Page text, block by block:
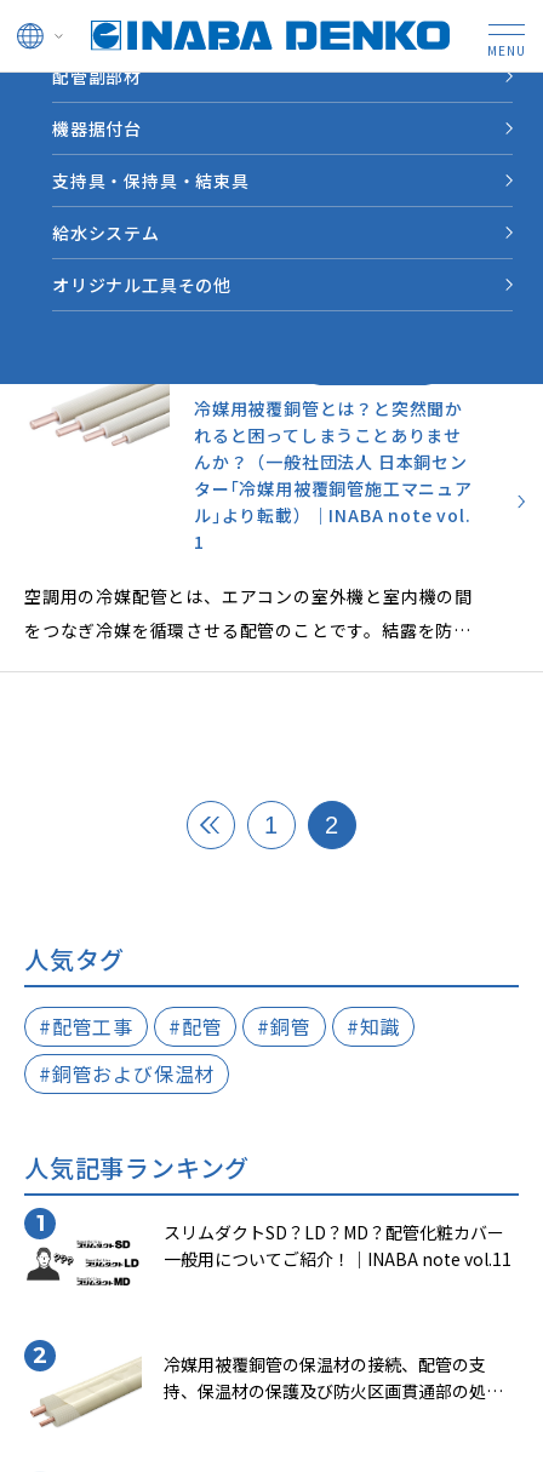
ドレン管
配管副部材
機器据付台
支持具・保持具・結束具
給水システム
オリジナル工具その他
HOME INABA note
業界情報やソリューション
事例など因幡電工からの情
報をお届けします。
冷媒用被覆銅管とは？と突然聞か
れると困ってしまうことありませ
んか？（一般社団法人 日本銅セン
ター｢冷媒用被覆銅管施工マニュア
ル｣より転載）｜INABA note vol.
1
空調用の冷媒配管とは、エアコンの室外機と室内機の間
をつなぎ冷媒を循環させる配管のことです。結露を防止
2012年、冷媒用被覆銅管の日本銅センター規格（JCDA
0009）が制定され、 平成25年（2013年）版より国土
制定されました。
他に冷媒被覆銅管や被覆冷媒配管、空調用銅管、ペア
巻、被覆銅管など様々な呼ばれかたがあり、どれも同じ
1 2
人気タグ
#配管工事 #配管 #銅管
#知識
#銅管および保温材
人気記事ランキング
スリムダクトSD？LD？MD？配管化粧カバー
一般用についてご紹介！｜INABA note vol.11
冷媒用被覆銅管の保温材の接続、配管の支
持、保温材の保護及び防火区画貫通部の処理